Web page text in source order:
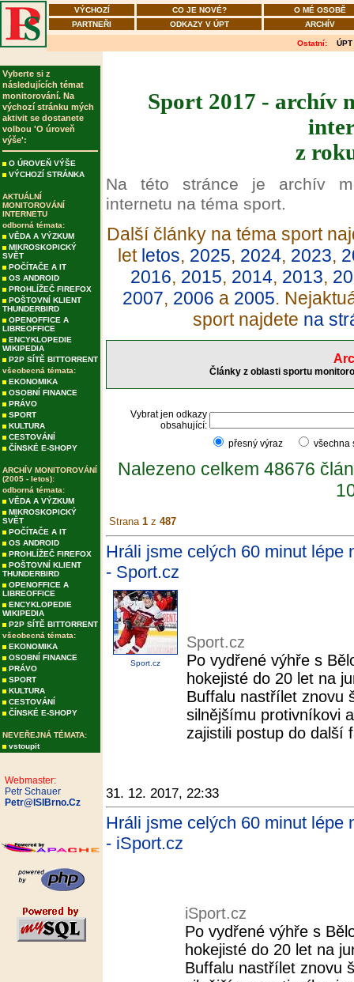
VÝCHOZÍ CO JE NOVÉ?
O MÉ OSOBĚ
PARTNEŘI
ODKAZY V ÚPT ARCHÍV
Ostatní: ÚPT
Vyberte si z
následujících témat
monitorování. Na
výchozí stránku mých
aktivit se dostanete
volbou 'O úroveň
výše':
O ÚROVEŇ VÝŠE
VÝCHOZÍ STRÁNKA
AKTUÁLNÍ
MONITOROVÁNÍ
INTERNETU
odborná témata:
VĚDA A VÝZKUM
MIKROSKOPICKÝ
SVĚT
POČÍTAČE A IT
OS ANDROID
PROHLÍŽEČ FIREFOX
POŠTOVNÍ KLIENT
THUNDERBIRD
OPENOFFICE A
LIBREOFFICE
ENCYKLOPEDIE
WIKIPEDIA
P2P SÍTĚ BITTORRENT
všeobecná témata:
EKONOMIKA
OSOBNÍ FINANCE
PRÁVO
SPORT
KULTURA
CESTOVÁNÍ
ČÍNSKÉ E-SHOPY
ARCHÍV MONITOROVÁNÍ
(2005 - letos):
odborná témata:
VĚDA A VÝZKUM
MIKROSKOPICKÝ
SVĚT
POČÍTAČE A IT
OS ANDROID
PROHLÍŽEČ FIREFOX
POŠTOVNÍ KLIENT
THUNDERBIRD
OPENOFFICE A
LIBREOFFICE
ENCYKLOPEDIE
WIKIPEDIA
P2P SÍTĚ BITTORRENT
všeobecná témata:
EKONOMIKA
OSOBNÍ FINANCE
PRÁVO
SPORT
KULTURA
CESTOVÁNÍ
ČÍNSKÉ E-SHOPY
NEVEŘEJNÁ TÉMATA:
vstoupit
Webmaster:
Petr Schauer
Petr@ISIBrno.Cz
Sport 2017 - archív
z
Na této stránce je archív
internetu na téma sport.
Další články na téma sport
let letos, 2025, 2024, 2023,
2016, 2015, 2014, 2013,
2007, 2006 a 2005.
sport najdete na
Články z oblasti sportu
Vybrat jen odkazy
obsahující:
přesný výraz
Nalezeno celkem 48676
Strana 1 z 487
Hráli jsme celých 60 minut lépe
- Sport.cz
Sport.cz
Sport.cz
Po vydřené výhře s
hokejisté do 20 let na
Buffalu nastřílet znovu
silnějšímu protivníkovi
zajistili postup do další
31. 12. 2017, 22:33
Hráli jsme celých 60 minut lépe
- iSport.cz
iSport.cz
Po vydřené výhře s
hokejisté do 20 let na
Buffalu nastřílet znovu